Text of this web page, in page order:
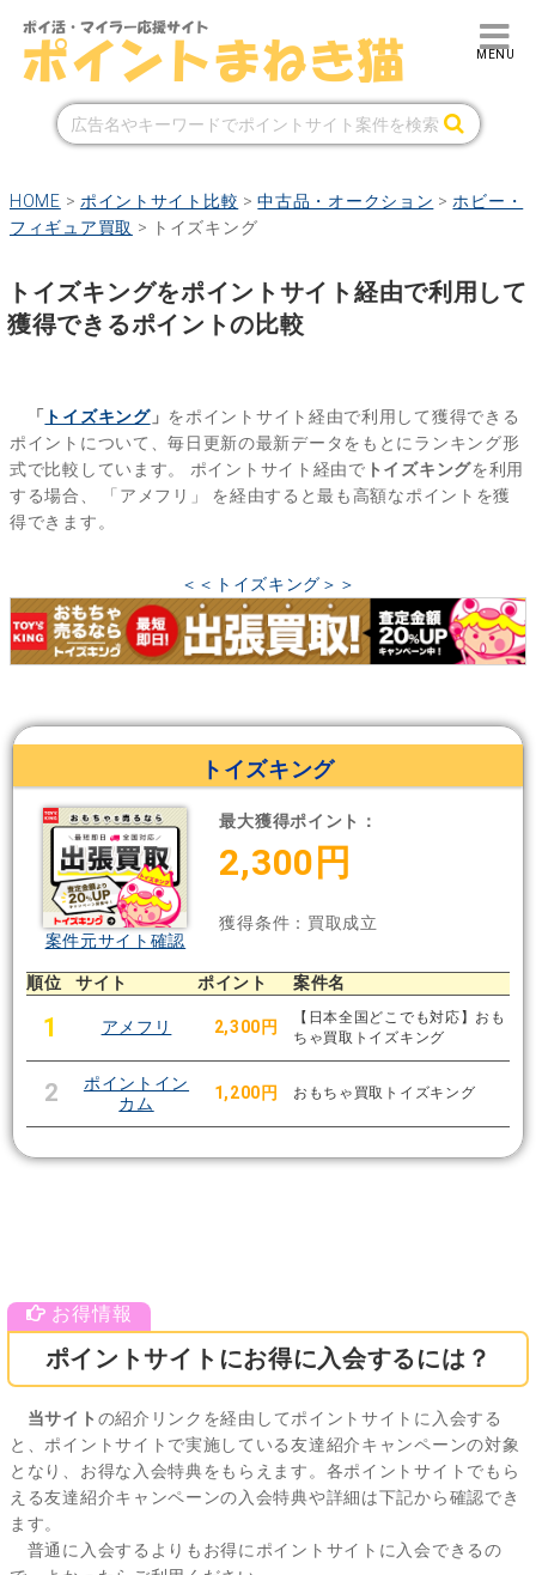
HOME > ポイントサイト比較 >中古品・オークション > ホビー・
フィギュア買取 > トイズキング
トイズキングをポイントサイト経由で利用して
獲得できるポイントの比較
「 トイズキング」 をポイントサイト経由で利用して獲得できる
ポイントについて、毎日更新の最新データをもとにランキング形
式で比較しています。 ポイントサイト経由で トイズキングを利用
する場合、
「アメフリ」
を経由すると最も高額なポイントを獲
得できます。
＜＜トイズキング＞＞
トイズキング
案件元サイト確認
最大獲得ポイント：
2,300円
獲得条件：買取成立
順位 サイト ポイント 案件名
1 アメフリ 2,300円
【日本全国どこでも対応】おも
ちゃ買取トイズキング
2
ポイントイン
カム
1,200円 おもちゃ買取トイズキング
ポイントサイトにお得に入会するには？
当サイト の紹介リンクを経由してポイントサイトに入会する
と、ポイントサイトで実施している友達紹介キャンペーンの対象
となり、お得な入会特典をもらえます。各ポイントサイトでもら
える友達紹介キャンペーンの入会特典や詳細は下記から確認でき
ます。
普通に入会するよりもお得にポイントサイトに入会できるの